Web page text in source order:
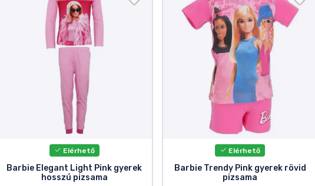
Elérhető
Barbie Elegant Light Pink gyerek
hosszú pizsama
Elérhető
Barbie Trendy Pink gyerek rövid
pizsama